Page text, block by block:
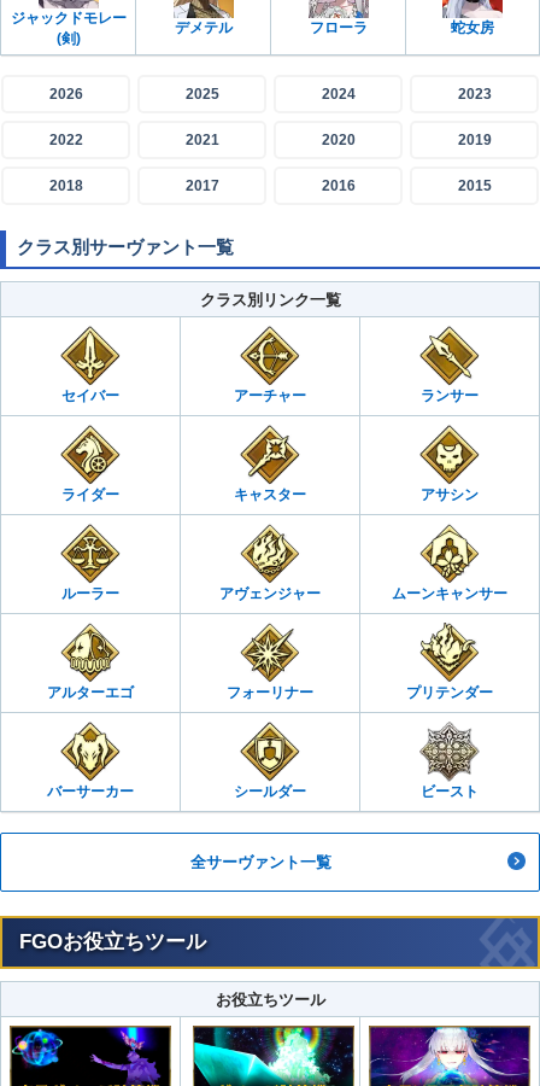
ジャックドモレー
(剣)
デメテル フローラ 蛇女房
2026 2025 2024 2023
2022 2021 2020 2019
2018 2017 2016 2015
クラス別サーヴァント一覧
クラス別リンク一覧
セイバー アーチャー ランサー
ライダー キャスター アサシン
ルーラー アヴェンジャー ムーンキャンサー
アルターエゴ フォーリナー プリテンダー
バーサーカー シールダー ビースト
全サーヴァント一覧
FGOお役立ちツール
お役立ちツール